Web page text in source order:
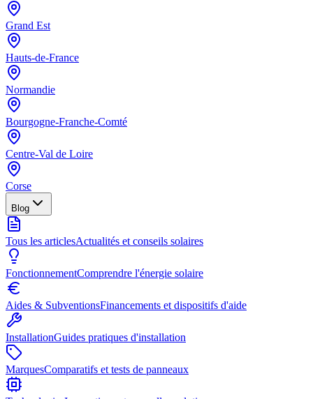
Grand Est
Hauts-de-France
Normandie
Bourgogne-Franche-Comté
Centre-Val de Loire
Corse
Blog
Tous les articlesActualités et conseils solaires
FonctionnementComprendre l'énergie solaire
Aides & SubventionsFinancements et dispositifs d'aide
InstallationGuides pratiques d'installation
MarquesComparatifs et tests de panneaux